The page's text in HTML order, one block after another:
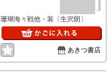
珊瑚海々戦他・装〔生沢朗〕
あきつ書店